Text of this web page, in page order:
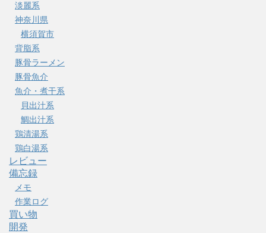
淡麗系
神奈川県
横須賀市
背脂系
豚骨ラーメン
豚骨魚介
魚介・煮干系
貝出汁系
鯛出汁系
鶏清湯系
鶏白湯系
レビュー
備忘録
メモ
作業ログ
買い物
開発